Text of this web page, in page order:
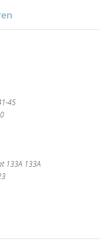
45
133A 133A